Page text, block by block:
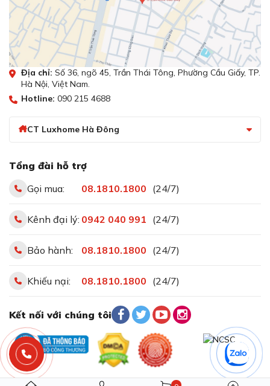
Địa chỉ: Số 36, ngõ 45, Trần Thái Tông, Phường Cầu Giấy, TP.
Hà Nội, Việt Nam.
Hotline: 090 215 4688
CT Luxhome Hà Đông
Tổng đài hỗ trợ
Gọi mua:
08.1810.1800 (24/7)
Kênh đại lý: 0942 040 991 (24/7)
Bảo hành: 08.1810.1800 (24/7)
Khiếu nại: 08.1810.1800 (24/7)
Kết nối với chúng tôi